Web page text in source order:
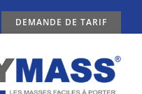
DEMANDE DE TARIF